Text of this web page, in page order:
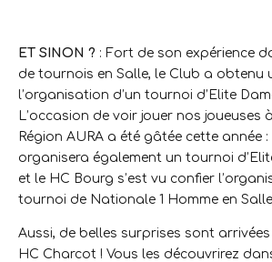
ET SINON ? : Fort de son expérience
de tournois en Salle, le Club a obtenu
l’organisation d’un tournoi d’Elite
L’occasion de voir jouer nos joueuses
Région AURA a été gâtée cette année :
organisera également un tournoi
et le HC Bourg s’est vu confier
tournoi de Nationale 1 Homme en Salle
Aussi, de belles surprises sont
HC Charcot ! Vous les découvrirez